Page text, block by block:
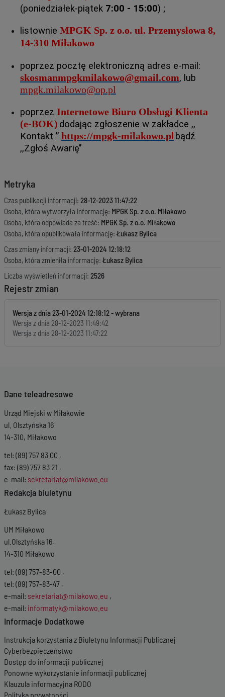
(poniedziałek-piątek 7:00 - 15:00) ;
listownie MPGK Sp. z o.o. ul. Przemysłowa 8,
14-310 Miłakowo
poprzez pocztę elektroniczną adres e-mail:
skosmanmpgkmilakowo@gmail.com, lub
mpgk.milakowo@op.pl
poprzez Internetowe Biuro Obsługi Klienta
(e-BOK) dodając zgłoszenie w zakładce ,,
Kontakt ” https://mpgk-milakowo.pl bądź
,,Zgłoś Awarię’’
Metryka
Czas publikacji informacji: 28-12-2023 11:47:22
Osoba, która wytworzyła informację: MPGK Sp. z o.o. Miłakowo
Osoba, która odpowiada za treść: MPGK Sp. z o.o. Miłakowo
Osoba, która opublikowała informację: Łukasz Bylica
Czas zmiany informacji: 23-01-2024 12:18:12
Osoba, która zmieniła informację: Łukasz Bylica
Liczba wyświetleń informacji: 2526
Rejestr zmian
Wersja z dnia23-01-2024 12:18:12
Wersja z dnia 28-12-2023 11:49:42
Wersja z dnia 28-12-2023 11:47:22
Dane teleadresowe
Urząd Miejski w Miłakowie
ul. Olsztyńska 16
14-310, Miłakowo
tel: (89) 757 83 00 ,
fax: (89) 757 83 21 ,
e-mail: sekretariat@milakowo.eu
Redakcja biuletynu
Łukasz Bylica
UM Miłakowo
ul.Olsztyńska 16,
14-310 Miłakowo
tel: (89) 757-83-00 ,
tel: (89) 757-83-47 ,
e-mail: sekretariat@milakowo.eu ,
e-mail: informatyk@milakowo.eu
Informacje Dodatkowe
Instrukcja korzystania z Biuletynu Informacji Publicznej
Cyberbezpieczeństwo
Dostęp do informacji publicznej
Ponowne wykorzystanie informacji publicznej
Klauzula informacyjna RODO
Polityka prywatności